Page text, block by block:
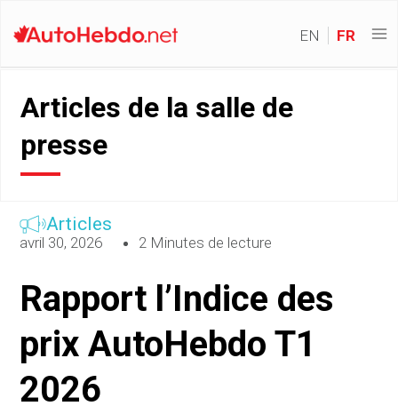
EN FR
Articles de la salle de
presse
Articles
avril 30, 2026 2 Minutes de lecture
Rapport l’Indice des
prix AutoHebdo T1
2026